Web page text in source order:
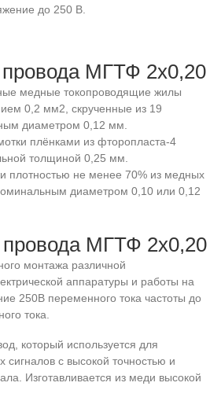
до 250 В.
провода МГТФ 2х0,20
медные токопроводящие жилы
0,2 мм2, скрученные из 19
диаметром 0,12 мм.
плёнками из фторопласта-4
толщиной 0,25 мм.
плотностью не менее 70% из медных
диаметром 0,10 или 0,12
МГТФ 2х0,20
монтажа различной
аппаратуры и работы на
250В переменного тока частоты до
тока.
который используется для
сигналов с высокой точностью и
Изготавливается из меди высокой